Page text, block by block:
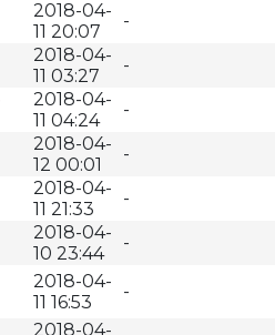
2018-04-
11 20:07
-
2018-04-
11 03:27
-
2018-04-
11 04:24
-
2018-04-
12 00:01
-
2018-04-
11 21:33
-
2018-04-
10 23:44
-
2018-04-
11 16:53
-
2018-04-